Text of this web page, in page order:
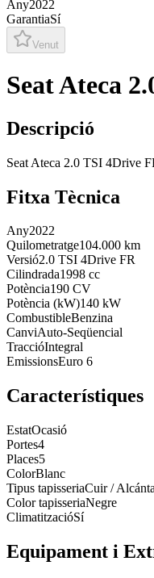
Any2022
GarantiaSí
Venut
Seat Ateca
Descripció
Seat Ateca 2.0 TSI 4Drive
Fitxa Tècnica
Any2022
Quilometratge104.000 km
Versió2.0 TSI 4Drive FR
Cilindrada1998 cc
Potència190 CV
Potència (kW)140 kW
CombustibleBenzina
CanviAuto-Seqüencial
TraccióIntegral
EmissionsEuro 6
Característiques
EstatOcasió
Portes4
Places5
ColorBlanc
Tipus tapisseriaCuir /
Color tapisseriaNegre
ClimatitzacióSí
Equipament i